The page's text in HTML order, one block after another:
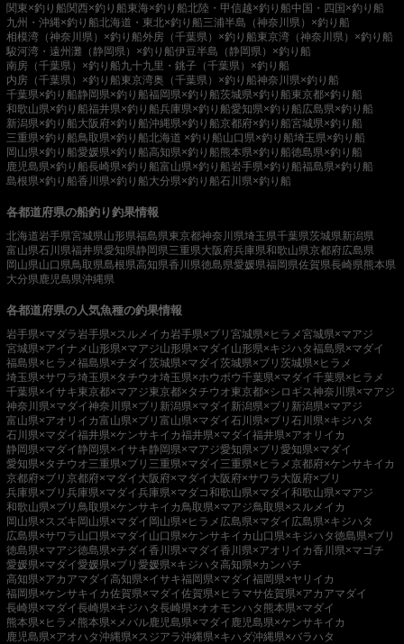
関東×釣り船関西×釣り船東海×釣り船北陸・甲信越×釣り船中国・四国×釣り船
九州・沖縄×釣り船北海道・東北×釣り船三浦半島（神奈川県）×釣り船
相模湾（神奈川県）×釣り船外房（千葉県）×釣り船東京湾（神奈川県）×釣り船
駿河湾・遠州灘（静岡県）×釣り船伊豆半島（静岡県）×釣り船
南房（千葉県）×釣り船九十九里・銚子（千葉県）×釣り船
内房（千葉県）×釣り船東京湾奥（千葉県）×釣り船神奈川県×釣り船
千葉県×釣り船静岡県×釣り船福岡県×釣り船茨城県×釣り船東京都×釣り船
和歌山県×釣り船福井県×釣り船兵庫県×釣り船愛知県×釣り船広島県×釣り船
新潟県×釣り船大阪府×釣り船沖縄県×釣り船京都府×釣り船宮城県×釣り船
三重県×釣り船鳥取県×釣り船北海道 ×釣り船山口県×釣り船埼玉県×釣り船
岡山県×釣り船愛媛県×釣り船高知県×釣り船熊本県×釣り船徳島県×釣り船
鹿児島県×釣り船長崎県×釣り船富山県×釣り船岩手県×釣り船福島県×釣り船
島根県×釣り船香川県×釣り船大分県×釣り船石川県×釣り船
各都道府県の船釣り釣果情報
北海道岩手県宮城県山形県福島県東京都神奈川県埼玉県千葉県茨城県新潟県
富山県石川県福井県愛知県静岡県三重県大阪府兵庫県和歌山県京都府広島県
岡山県山口県鳥取県島根県高知県香川県徳島県愛媛県福岡県佐賀県長崎県熊本県
大分県 鹿児島県沖縄県
各都道府県の人気魚種の釣果情報
岩手県×マダラ 岩手県×スルメイカ 岩手県×ブリ 宮城県×ヒラメ宮城県×マアジ
宮城県×アイナメ 山形県×マアジ山形県×マダイ 山形県×キジハタ福島県×マダイ
福島県×ヒラメ福島県×チダイ茨城県×マダイ茨城県×ブリ 茨城県×ヒラメ
埼玉県×サワラ埼玉県×タチウオ埼玉県×ホウボウ千葉県×マダイ千葉県×ヒラメ
千葉県×イサキ東京都×マアジ東京都×タチウオ東京都×シロギス神奈川県×マアジ
神奈川県×マダイ神奈川県×ブリ 新潟県×マダイ 新潟県×ブリ 新潟県×マアジ
富山県×アオリイカ富山県×ブリ 富山県×マダイ石川県×ブリ 石川県×キジハタ
石川県×マダイ福井県×ケンサキイカ福井県×マダイ福井県×アオリイカ
静岡県×マダイ静岡県×イサキ静岡県×マアジ愛知県×ブリ 愛知県×マダイ
愛知県×タチウオ三重県×ブリ 三重県×マダイ 三重県×ヒラメ京都府×ケンサキイカ
京都府×ブリ 京都府×マダイ 大阪府×マダイ 大阪府×サワラ 大阪府×ブリ
兵庫県×ブリ 兵庫県×マダイ兵庫県×マダコ和歌山県×マダイ和歌山県×マアジ
和歌山県×ブリ 鳥取県×ケンサキイカ 鳥取県×マアジ鳥取県×スルメイカ
岡山県×スズキ岡山県×マダイ 岡山県×ヒラメ 広島県×マダイ 広島県×キジハタ
広島県×サワラ 山口県×マダイ 山口県×ケンサキイカ 山口県×キジハタ徳島県×ブリ
徳島県×マアジ徳島県×チダイ香川県×マダイ香川県×アオリイカ香川県×マゴチ
愛媛県×マダイ愛媛県×ブリ 愛媛県×キジハタ高知県×カンパチ
高知県×アカアマダイ高知県×イサキ福岡県×マダイ福岡県×ヤリイカ
福岡県×ケンサキイカ佐賀県×マダイ佐賀県×ヒラマサ佐賀県×アカアマダイ
長崎県×マダイ長崎県×キジハタ長崎県×オオモンハタ 熊本県×マダイ
熊本県×ヒラメ 熊本県×メバル鹿児島県×マダイ 鹿児島県×ケンサキイカ
鹿児島県×アオハタ沖縄県×スジアラ沖縄県×キハダ沖縄県×バラハタ